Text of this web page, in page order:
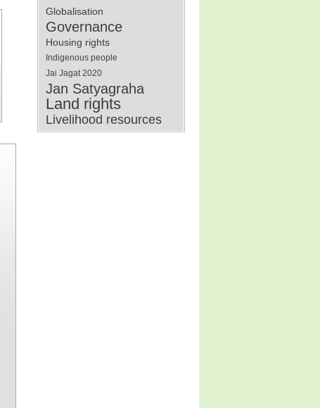
Globalisation
Governance
Housing rights
Indigenous people
Jai Jagat 2020
Jan Satyagraha
Land rights
Livelihood resources